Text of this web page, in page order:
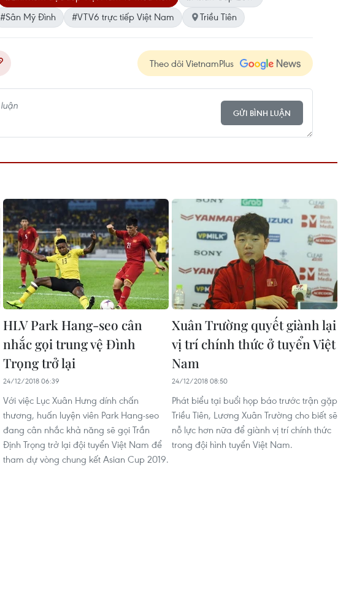
#Sân Mỹ Đình #VTV6 trực tiếp Việt Nam Triều Tiên
Theo dõi VietnamPlus
GỬI BÌNH LUẬN
HLV Park Hang-seo cân
nhắc gọi trung vệ Đình
Trọng trở lại
24/12/2018 06:39
Với việc Lục Xuân Hưng dính chấn
thương, huấn luyện viên Park Hang-seo
đang cân nhắc khả năng sẽ gọi Trần
Định Trọng trở lại đội tuyển Việt Nam để
tham dự vòng chung kết Asian Cup 2019.
Xuân Trường quyết giành lại
vị trí chính thức ở tuyển Việt
Nam
24/12/2018 08:50
Phát biểu tại buổi họp báo trước trận gặp
Triều Tiên, Lương Xuân Trường cho biết sẽ
nỗ lực hơn nữa để giành vị trí chính thức
trong đội hình tuyển Việt Nam.